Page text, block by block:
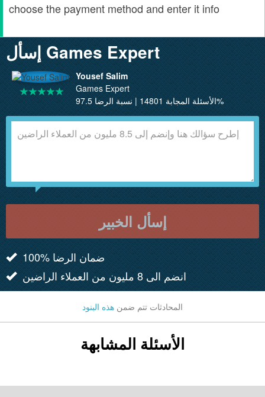
choose the payment method and enter it info
إسأل Games Expert
Yousef Salim
Games Expert
الأسئلة المجابة 14801 | نسبة الرضا 97.5%
إسأل الخبير
100% ضمان الرضا
انضم الى 8 مليون من العملاء الراضين
المحادثات تتم ضمن هذه البنود
الأسئلة المشابهة